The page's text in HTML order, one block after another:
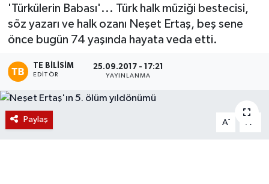
'Türkülerin Babası'... Türk halk müziği bestecisi,
söz yazarı ve halk ozanı Neşet Ertaş, beş sene
önce bugün 74 yaşında hayata veda etti.
TE BILISIM
EDITÖR
25.09.2017 - 17:21
YAYINLANMA
Paylaş A- A
Sivil Toplum
Ekonomi
Magazin
Etkinlikler